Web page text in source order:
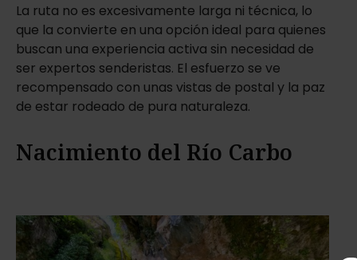
La ruta no es excesivamente larga ni técnica, lo
que la convierte en una opción ideal para quienes
buscan una experiencia activa sin necesidad de
ser expertos senderistas. El esfuerzo se ve
recompensado con unas vistas de postal y la paz
de estar rodeado de pura naturaleza.
Nacimiento del Río Carbo